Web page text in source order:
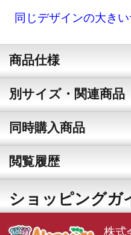
同じデザインの大き
商品仕様
別サイズ・関連商品
同時購入商品
閲覧履歴
ショッピングガ
株式